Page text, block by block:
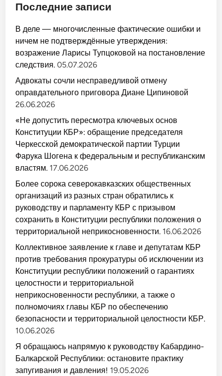
Последние записи
В деле — многочисленные фактические ошибки и
ничем не подтверждённые утверждения:
возражение Ларисы Тупцоковой на постановление
следствия. 05.07.2026
Адвокаты сочли несправедливой отмену
оправдательного приговора Диане Ципиновой
26.06.2026
«Не допустить пересмотра ключевых основ
Конституции КБР»: обращение председателя
Черкесской демократической партии Турции
Фарука Шогена к федеральным и республиканским
властям. 17.06.2026
Более сорока северокавказских общественных
организаций из разных стран обратились к
руководству и парламенту КБР с призывом
сохранить в Конституции республики положения о
территориальной неприкосновенности. 16.06.2026
Коллективное заявление к главе и депутатам КБР
против требования прокуратуры об исключении из
Конституции республики положений о гарантиях
целостности и территориальной
неприкосновенности республики, а также о
полномочиях главы КБР по обеспечению
безопасности и территориальной целостности КБР.
10.06.2026
Я обращаюсь напрямую к руководству Кабардино-
Балкарской Республики: остановите практику
запугивания и давления! 19.05.2026